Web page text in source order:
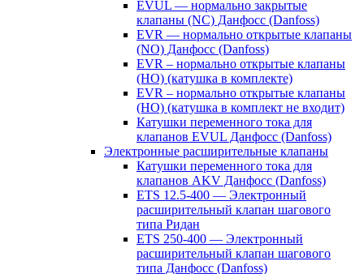
EVUL — нормально закрытые
клапаны (NC) Данфосс (Danfoss)
EVR — нормально открытые клапаны
(NO) Данфосс (Danfoss)
EVR – нормально открытые клапаны
(НО) (катушка в комплекте)
EVR – нормально открытые клапаны
(НО) (катушка в комплект не входит)
Катушки переменного тока для
клапанов EVUL Данфосс (Danfoss)
Электронные расширительные клапаны
Катушки переменного тока для
клапанов AKV Данфосс (Danfoss)
ETS 12.5-400 — Электронный
расширительный клапан шагового
типа Ридан
ETS 250-400 — Электронный
расширительный клапан шагового
типа Данфосс (Danfoss)